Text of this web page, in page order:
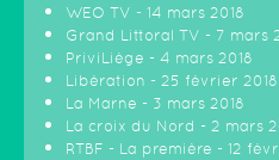
WEO TV - 14 mars 2018
Grand Littoral TV - 7 mars
PriviLiège - 4 mars 2018
Libération - 25 février 2018
La Marne - 3 mars 2018
La croix du Nord - 2 mars
RTBF - La première - 12